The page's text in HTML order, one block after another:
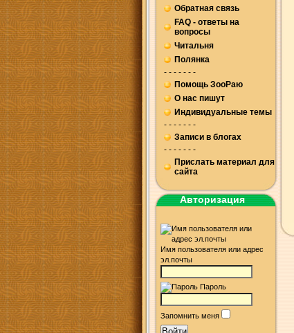
Обратная связь
FAQ - ответы на
вопросы
Читальня
Полянка
- - - - - - -
Помощь ЗооРаю
О нас пишут
Индивидуальные темы
- - - - - - -
Записи в блогах
- - - - - - -
Прислать материал для
сайта
Авторизация
Имя пользователя или адрес
эл.почты
Пароль
Запомнить меня